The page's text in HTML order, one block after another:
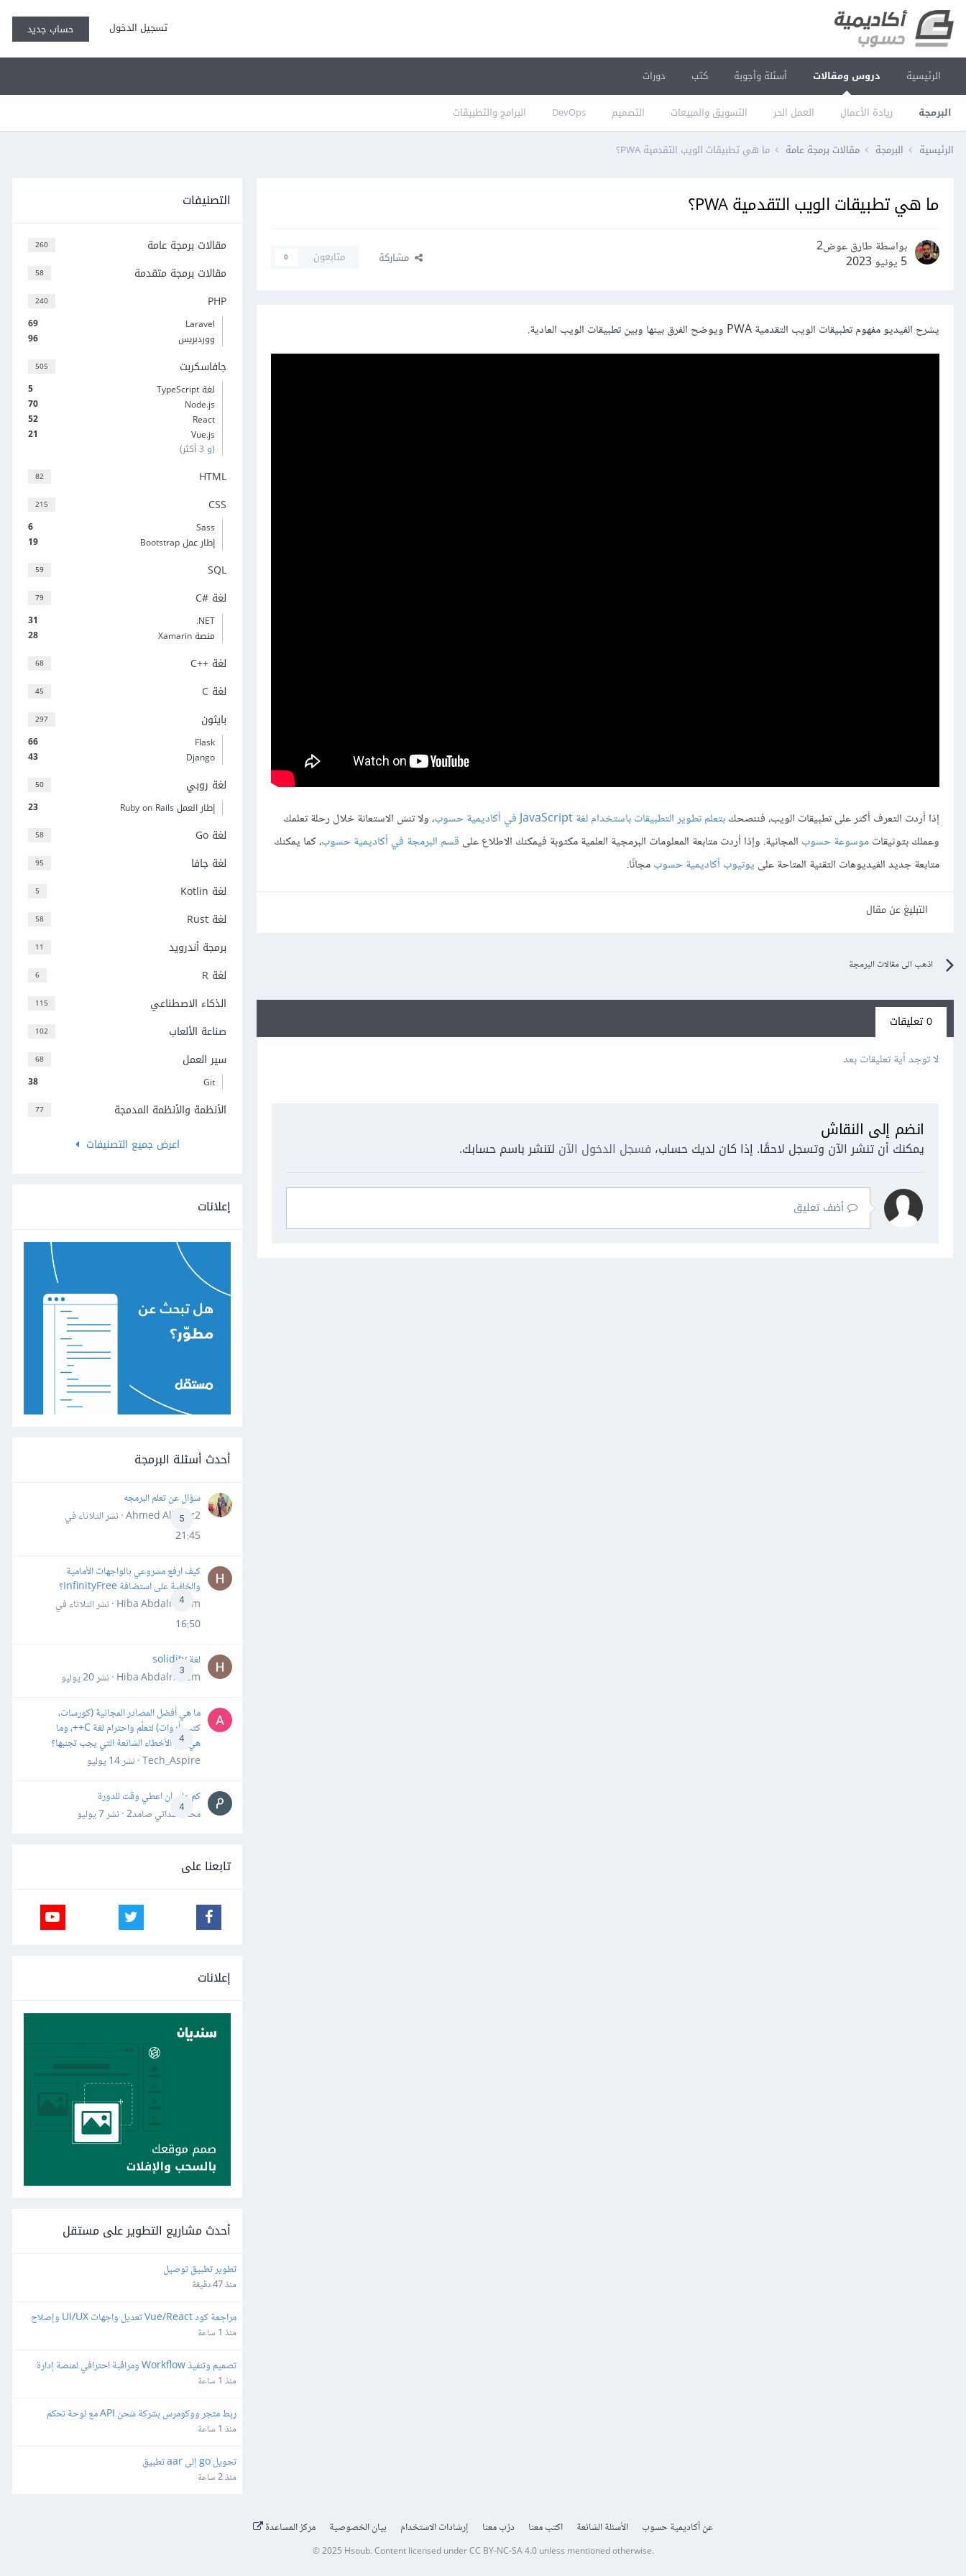
تسجيل الدخول حساب جديد
الرئيسية دروس ومقالات
البرمجة ريادة الأعمال العمل الحر التسويق والمبيعات التصميم DevOps البرامج والتطبيقات
أسئلة وأجوبة كتب دورات
الرئيسية البرمجة مقالات برمجة عامة ما هي تطبيقات الويب التقدمية PWA؟
ما هي تطبيقات الويب التقدمية PWA؟
بواسطة طارق عوض2
5 يونيو 2023
مشاركة متابعون 0
يشرح الفيديو مفهوم تطبيقات الويب التقدمية PWA ويوضح الفرق بينها وبين تطبيقات الويب العادية.
إذا أردت التعرف أكثر على تطبيقات الويب، فننصحكبتعلم تطوير التطبيقات باستخدام لغة JavaScript في أكاديمية حسوب
، ولا تنسَ الاستعانة خلال رحلة تعلمك
وعملك بتوثيقاتموسوعة حسوب المجانية. وإذا أردت متابعة المعلومات البرمجية العلمية مكتوبة فيمكنك الاطلاع على قسم البرمجة في أكاديمية حسوب، كما يمكنك
متابعة جديد الفيديوهات التقنية المتاحة على يوتيوب أكاديمية حسوبمجانًا.
التبليغ عن مقال
اذهب الى مقالات البرمجة
0 تعليقات
لا توجد أية تعليقات بعد
انضم إلى النقاش
يمكنك أن تنشر الآن وتسجل لاحقًا. إذا كان لديك حساب، فسجل الدخول الآن لتنشر باسم حسابك.
أضف تعليق
التصنيفات
260 مقالات برمجة عامة
58 مقالات برمجة متقدمة
240 PHP
69
Laravel
96
ووردبريس
505 جافاسكربت
5
لغة TypeScript
70
Node.js
52
React
21
Vue.js
(و 3 أكثر)
82 HTML
215 CSS
6
Sass
19
إطار عمل Bootstrap
59 SQL
79 لغة C#‎
31
‎.NET
28
منصة Xamarin
68 لغة C++‎
45 لغة C
297 بايثون
66
Flask
43
Django
50 لغة روبي
23 إطار العمل Ruby on Rails
58 لغة Go
95 لغة جافا
5 لغة Kotlin
58 لغة Rust
11 برمجة أندرويد
6 لغة R
115 الذكاء الاصطناعي
102 صناعة الألعاب
68 سير العمل
38 Git
77
الأنظمة والأنظمة المدمجة
اعرض جميع التصنيفات
إعلانات
أحدث أسئلة البرمجة
5
سؤال عن تعلم البرمجه
Ahmed Alhafiz2 · نشر
الثلاثاء في
21:45
4
كيف ارفع مشروعي بالواجهات الأمامية
والخلفية على استضافة InfinityFree؟
Hiba Abdalrheem · نشر
الثلاثاء في
16:50
3
لغة solidity
Hiba Abdalrheem · نشر
20 يوليو
4
ما هي أفضل المصادر المجانية (كورسات،
كتب، أدوات) لتعلّم واحترام لغة C++، وما
هي أهم الأخطاء الشائعة التي يجب تجنبها؟
Tech_Aspire · نشر
14 يوليو
4
كم علي ان اعطي وقت للدورة
محمد سداتي صامد2 · نشر
7 يوليو
تابعنا على
إعلانات
أحدث مشاريع التطوير على مستقل
تطوير تطبيق توصيل
منذ 47 دقيقة
ثغرات
منذ 1 ساعة
شبكات وميكروتك مبنية على Laravel/Radius
منذ 1 ساعة
مخصصة
منذ 1 ساعة
تحويل go إلى aar تطبيق
منذ 2 ساعة
عن أكاديمية حسوب الأسئلة الشائعة اكتب معنا درّب معنا إرشادات الاستخدام بيان الخصوصية مركز المساعدة
© 2025 Hsoub.Content licensed underCC BY-NC-SA 4.0unless mentioned otherwise.